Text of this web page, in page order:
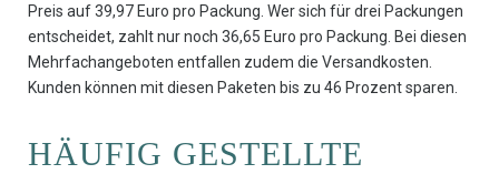
Preis auf 39,97 Euro pro Packung. Wer sich für drei Packungen
entscheidet, zahlt nur noch 36,65 Euro pro Packung. Bei diesen
Mehrfachangeboten entfallen zudem die Versandkosten.
Kunden können mit diesen Paketen bis zu 46 Prozent sparen.
HÄUFIG GESTELLTE